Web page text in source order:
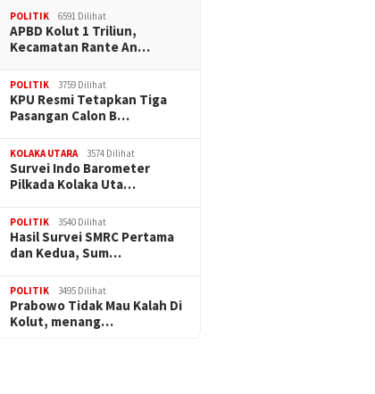
POLITIK 6591 Dilihat
APBD Kolut 1 Triliun,
Kecamatan Rante An…
POLITIK 3759 Dilihat
KPU Resmi Tetapkan Tiga
Pasangan Calon B…
KOLAKA UTARA 3574 Dilihat
Survei Indo Barometer
Pilkada Kolaka Uta…
POLITIK 3540 Dilihat
Hasil Survei SMRC Pertama
dan Kedua, Sum…
POLITIK 3495 Dilihat
Prabowo Tidak Mau Kalah Di
Kolut, menang…